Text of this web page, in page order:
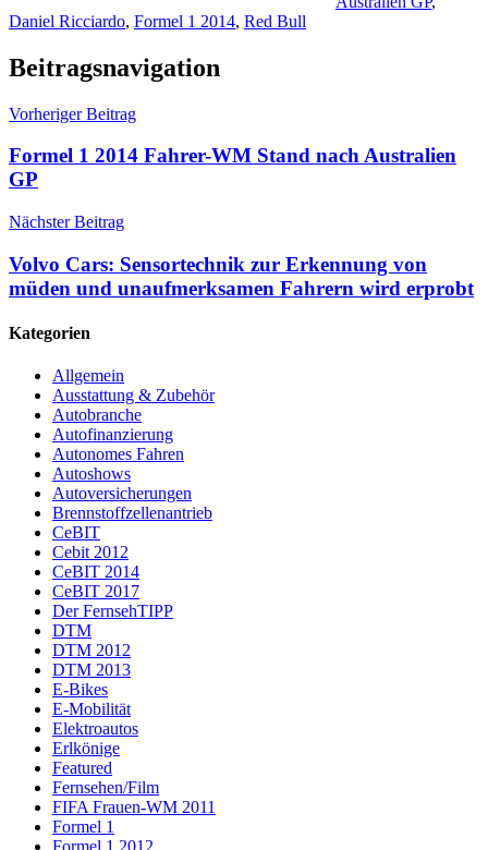
Daniel Ricciardo, Formel 1 2014, Red Bull
Beitragsnavigation
Vorheriger Beitrag
Formel 1 2014 Fahrer-WM Stand nach Australien
GP
Nächster Beitrag
Volvo Cars: Sensortechnik zur Erkennung von
müden und unaufmerksamen Fahrern wird erprobt
Kategorien
Allgemein
Ausstattung & Zubehör
Autobranche
Autofinanzierung
Autonomes Fahren
Autoshows
Autoversicherungen
Brennstoffzellenantrieb
CeBIT
Cebit 2012
CeBIT 2014
CeBIT 2017
Der FernsehTIPP
DTM
DTM 2012
DTM 2013
E-Bikes
E-Mobilität
Elektroautos
Erlkönige
Featured
Fernsehen/Film
FIFA Frauen-WM 2011
Formel 1